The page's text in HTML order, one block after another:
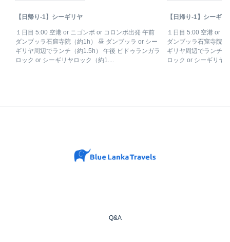
【日帰り-1】シーギリヤ
１日目 5:00 空港 or ニゴンボ or コロンボ出発 午前
ダンブッラ石窟寺院（約1h） 昼 ダンブッラ or シー
ギリヤ周辺でランチ（約1.5h） 午後 ピドゥランガラ
ロック or シーギリヤロック（約1....
【日帰り-1】シーギリ
１日目 5:00 空港 or
ダンブッラ石窟寺院
ギリヤ周辺でランチ
ロック or シーギリヤ
Q&A